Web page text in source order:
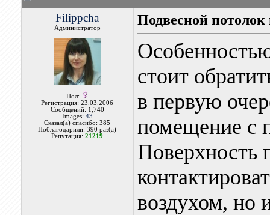
Filippcha
Администратор
Пол:
Регистрация: 23.03.2006
Сообщений: 1,740
Images: 43
Сказал(а) спасибо: 385
Поблагодарили: 390 раз(а)
Репутация:21219
Подвесной потолок
стоит
в первую
помещение с
Поверхность
воздухом, но